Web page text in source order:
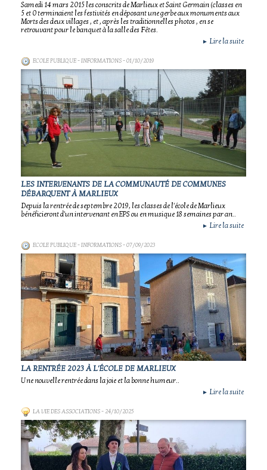
Samedi 14 mars 2015 les conscrits de Marlieux et Saint Germain (classes en
5 et 0 terminaient les festivités en déposant une gerbe aux monuments aux
Morts des deux villages , et , après les traditionnelles photos , en se
retrouvant pour le banquet à la salle des Fêtes.
► Lire la suite
ECOLE PUBLIQUE - INFORMATIONS- 01/10/2019
LES INTERVENANTS DE LA COMMUNAUTÉ DE COMMUNES
DÉBARQUENT À MARLIEUX
Depuis la rentrée de septembre 2019, les classes de l'école de Marlieux
bénéficieront d'un intervenant en EPS ou en musique 18 semaines par an..
► Lire la suite
ECOLE PUBLIQUE - INFORMATIONS- 07/09/2023
LA RENTRÉE 2023 À L'ÉCOLE DE MARLIEUX
Une nouvelle rentrée dans la joie et la bonne humeur..
► Lire la suite
LA VIE DES ASSOCIATIONS- 24/10/2025